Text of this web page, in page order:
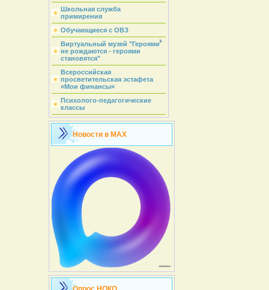
Школьная служба
примирения
Обучающиеся с ОВЗ
Виртуальный музей "Героями
не рождаются - героями
становятся"
Всероссийская
просветительская эстафета
«Мои финансы»
Психолого-педагогические
классы
Новости в MAX